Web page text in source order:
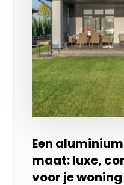
Een
maat: luxe,
voor je woning